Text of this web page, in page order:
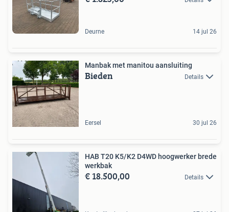
Deurne 14 jul 26
Manbak met manitou aansluiting
Bieden Details
Eersel 30 jul 26
HAB T20 K5/K2 D4WD hoogwerker brede
werkbak
€ 18.500,00 Details